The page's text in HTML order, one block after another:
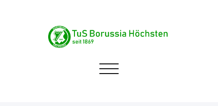
TuS Borussia Höchsten
Navigation umschalten